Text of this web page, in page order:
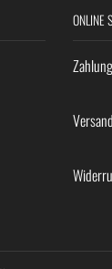
ONLINE